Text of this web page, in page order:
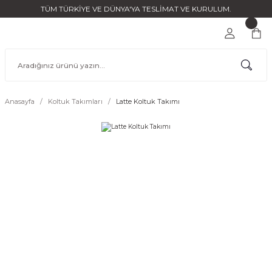
TÜM TÜRKİYE VE DÜNYA'YA TESLİMAT VE KURULUM.
Anasayfa Koltuk Takımları Latte Koltuk Takımı